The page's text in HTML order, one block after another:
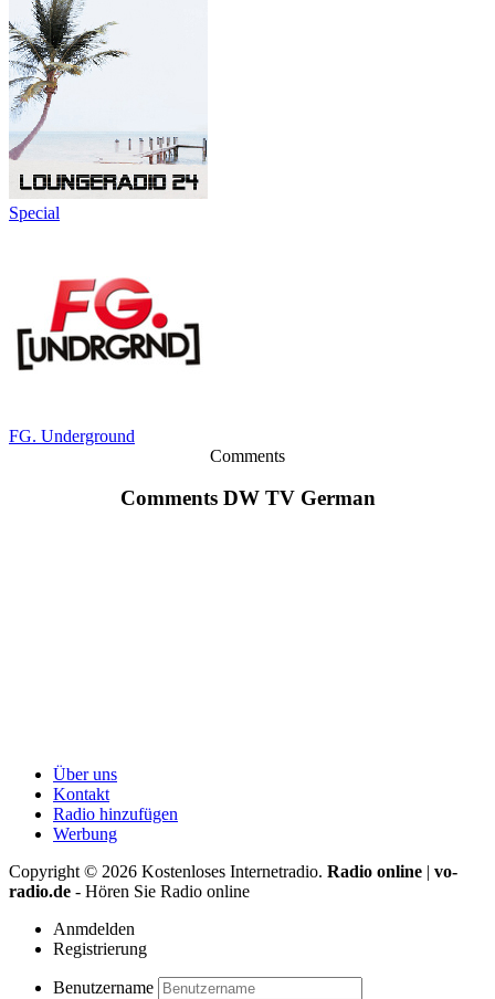
Special
FG. Underground
Comments
Comments DW TV German
Über uns
Kontakt
Radio hinzufügen
Werbung
Copyright © 2026 Kostenloses Internetradio. Radio online | vo-
radio.de - Hören Sie Radio online
Anmdelden
Registrierung
Benutzername